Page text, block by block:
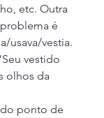
etc. Outra
é
usava/vestia.
vestido
olhos da
ponto de